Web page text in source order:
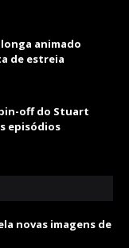
longa animado
de estreia
off do Stuart
episódios
novas imagens de